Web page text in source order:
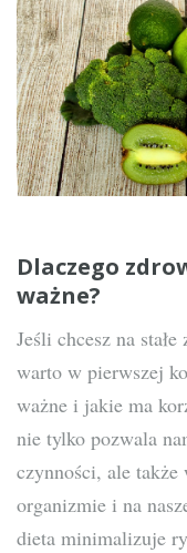
Dlaczego
ważne?
Jeśli chcesz na
warto w pierwszej
ważne i jakie ma
nie tylko pozwala
czynności, ale także
organizmie i na
dieta minimalizuje